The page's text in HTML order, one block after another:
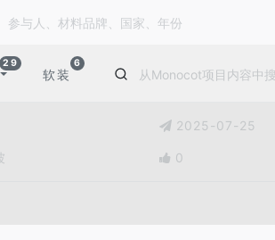
29
软装
6
2025-07-25
0